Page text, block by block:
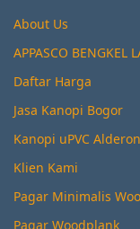
About Us
APPASCO BENGKEL
Daftar Harga
Jasa Kanopi Bogor
Kanopi uPVC Alderon
Klien Kami
Pagar Minimalis
Pagar Woodplank